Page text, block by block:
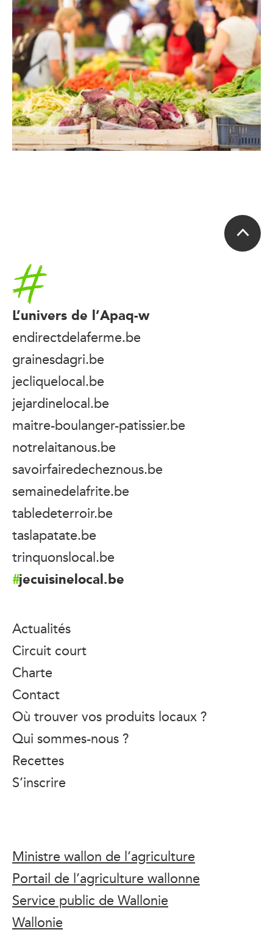
Accueil
L’univers de l’Apaq-w
endirectdelaferme.be
grainesdagri.be
jecliquelocal.be
jejardinelocal.be
maitre-boulanger-patissier.be
notrelaitanous.be
savoirfairedecheznous.be
semainedelafrite.be
tabledeterroir.be
taslapatate.be
trinquonslocal.be
jecuisinelocal.be
Actualités
Circuit court
Charte
Contact
Où trouver vos produits locaux ?
Qui sommes-nous ?
Recettes
S’inscrire
Ministre wallon de l’agriculture
Portail de l’agriculture wallonne
Service public de Wallonie
Wallonie